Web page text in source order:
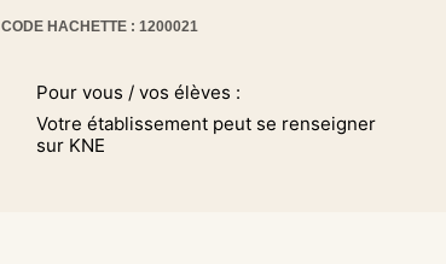
CODE HACHETTE : 1200021
Pour vous / vos élèves :
Votre établissement peut se renseigner
sur KNE